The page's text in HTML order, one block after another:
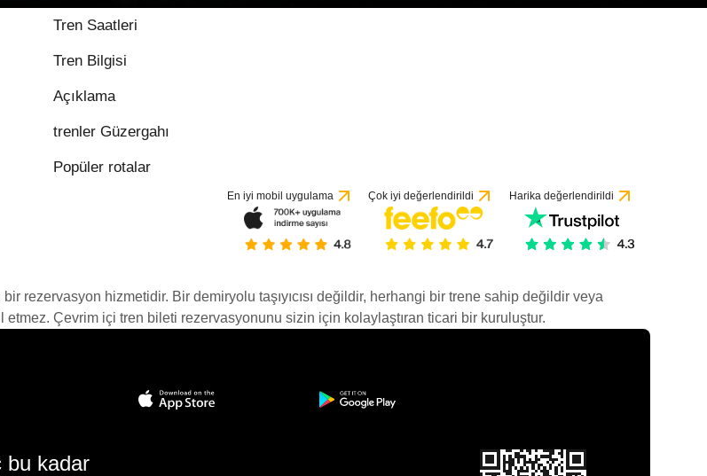
Tren Saatleri
Tren Bilgisi
Açıklama
trenler Güzergahı
Popüler rotalar
En iyi mobil uygulama Çok iyi değerlendirildi Harika değerlendirildi
rezervasyon hizmetidir. Bir demiryolu taşıyıcısı değildir, herhangi bir trene sahip değildir veya
Çevrim içi tren bileti rezervasyonunu sizin için kolaylaştıran ticari bir kuruluştur.
bu kadar